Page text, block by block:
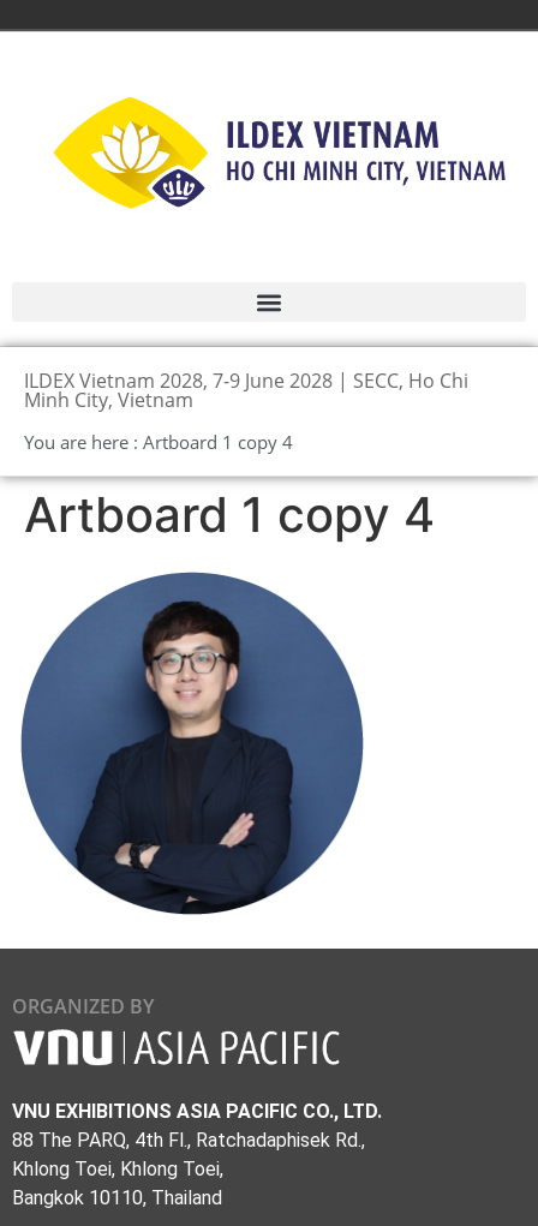
ILDEX Vietnam 2028, 7-9 June 2028 | SECC, Ho Chi
Minh City, Vietnam
You are here : Artboard 1 copy 4
Artboard 1 copy 4
ORGANIZED BY
VNU EXHIBITIONS ASIA PACIFIC CO., LTD.
88 The PARQ, 4th Fl., Ratchadaphisek Rd.,
Khlong Toei, Khlong Toei,
Bangkok 10110, Thailand